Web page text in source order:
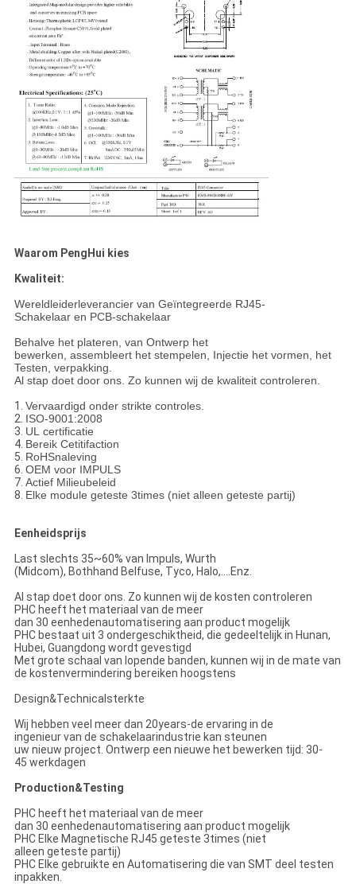
Waarom PengHui kies
Kwaliteit:
Wereldleiderleverancier van Geïntegreerde RJ45-
Schakelaar en PCB-schakelaar
Behalve het plateren, van Ontwerp het
bewerken, assembleert het stempelen, Injectie het vormen, het
Testen, verpakking.
Al stap doet door ons. Zo kunnen wij de kwaliteit controleren.
1. Vervaardigd onder strikte controles.
2. ISO-9001:2008
3. UL certificatie
4. Bereik Cetitifaction
5. RoHSnaleving
6. OEM voor IMPULS
7. Actief Milieubeleid
8. Elke module geteste 3times (niet alleen geteste partij)
Eenheidsprijs
Last slechts 35~60% van Impuls, Wurth
(Midcom), Bothhand Belfuse, Tyco, Halo,….Enz.
Al stap doet door ons. Zo kunnen wij de kosten controleren
PHC heeft het materiaal van de meer
dan 30 eenhedenautomatisering aan product mogelijk
PHC bestaat uit 3 ondergeschiktheid, die gedeeltelijk in Hunan,
Hubei, Guangdong wordt gevestigd
Met grote schaal van lopende banden, kunnen wij in de mate van
de kostenvermindering bereiken hoogstens
Design&Technicalsterkte
Wij hebben veel meer dan 20years-de ervaring in de
ingenieur van de schakelaarindustrie kan steunen
uw nieuw project. Ontwerp een nieuwe het bewerken tijd: 30-
45 werkdagen
Production&Testing
PHC heeft het materiaal van de meer
dan 30 eenhedenautomatisering aan product mogelijk
PHC Elke Magnetische RJ45 geteste 3times (niet
alleen geteste partij)
PHC Elke gebruikte en Automatisering die van SMT deel testen
inpakken.